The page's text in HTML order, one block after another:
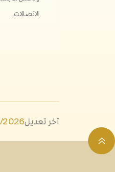
الاتصالات.
آخر تعديل07/04/